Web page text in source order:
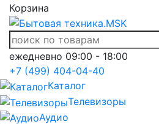
Корзина
ежедневно 09:00 - 18:00
+7 (499) 404-04-40
Каталог
Телевизоры
Аудио